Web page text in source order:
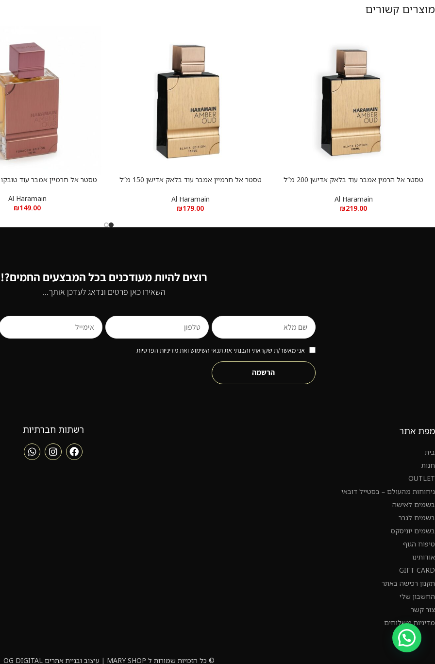
מוצרים קשורים
הוספה לסל
טסטר אל הרמין אמבר עוד בלאק אדישן 200 מ”ל
Al Haramain
₪219.00
הוספה לסל
טסטר אל חרמיין אמבר עוד בלאק אדישן 150 מ”ל
Al Haramain
₪179.00
הוספה לסל
טסטר אל חרמיין אמבר עוד טובקו 100 מ”ל
Al Haramain
₪149.00
רוצים להיות מעודכנים בכל המבצעים החמים?!
השאירו כאן פרטים ונדאג לעדכן אותך...
אני מאשר/ת שקראתי והבנתי את תנאי השימוש ואת מדיניות הפרטיות
הרשמה
מפת אתר
בית
חנות
OUTLET
ניחוחות מהעולם – בסטייל דובאי
בשמים לאישה
בשמים לגבר
בשמים יוניסקס
טיפוח הגוף
אודותינו
GIFT CARD
תקנון רכישה באתר
החשבון שלי
צור קשר
מדיניות משלוחים
רשתות חברתיות
© כל הזכויות שמורות ל MARY SHOP | עיצוב ובניית אתרים OG DIGITAL